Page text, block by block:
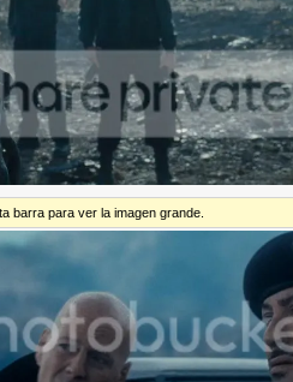
barra para ver la imagen grande.